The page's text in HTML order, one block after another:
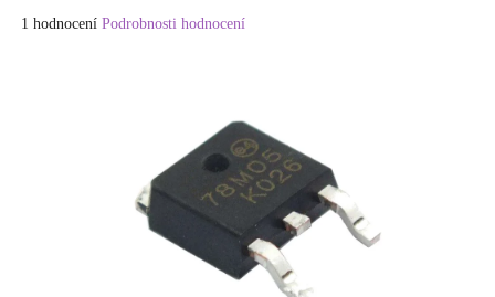
Průměrné
1 hodnocení Podrobnosti hodnocení